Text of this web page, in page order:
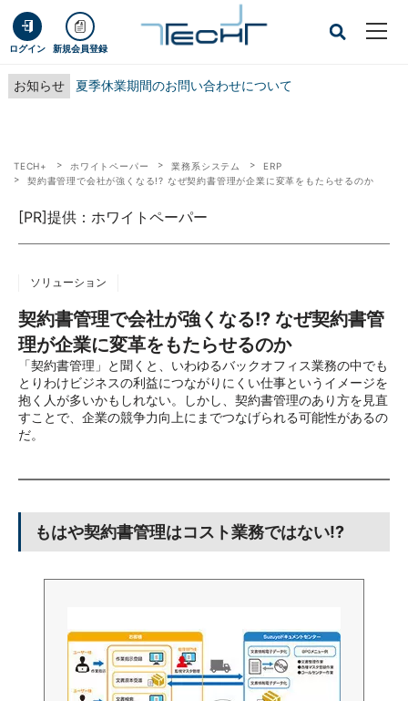
ログイン 新規会員登録
お知らせ 夏季休業期間のお問い合わせについて
TECH+ ホワイトペーパー 業務系システム
ERP
契約書管理で会社が強くなる!? なぜ契約書管理が企業に変革をもたらせるのか
[PR]提供：ホワイトペーパー
ソリューション
契約書管理で会社が強くなる!? なぜ契約書管
理が企業に変革をもたらせるのか
「契約書管理」と聞くと、いわゆるバックオフィス業務の中でも
とりわけビジネスの利益につながりにくい仕事というイメージを
抱く人が多いかもしれない。しかし、契約書管理のあり方を見直
すことで、企業の競争力向上にまでつなげられる可能性があるの
だ。
もはや契約書管理はコスト業務ではない!?